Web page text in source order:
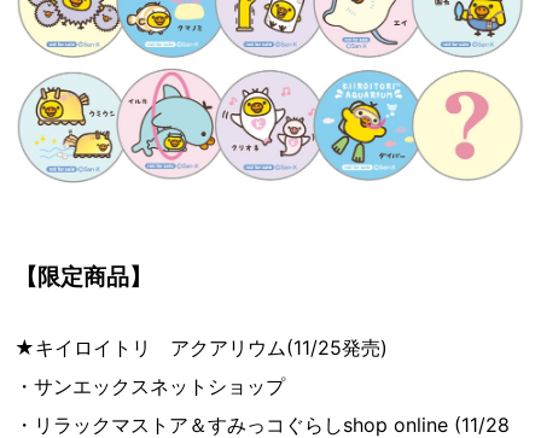
【限定商品】
★キイロイトリ アクアリウム(11/25発売)
・サンエックスネットショップ
・リラックマストア＆すみっコぐらしshop online (11/28